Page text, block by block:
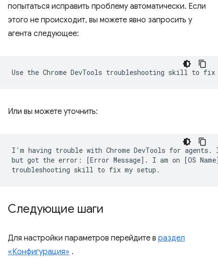
попытаться исправить проблему автоматически. Если
этого не происходит, вы можете явно запросить у
агента следующее:
Или вы можете уточнить:
I'm having trouble with Chrome DevTools for
but got the error: [Error Message]. I am on [OS
Следующие шаги
Для настройки параметров перейдите в раздел
«Конфигурация» .